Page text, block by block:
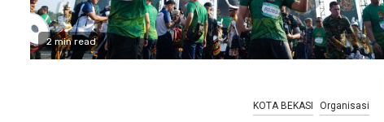
2 min read
KOTA BEKASI Organisasi